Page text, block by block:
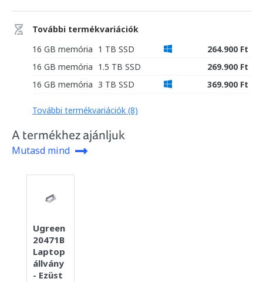
További termékvariációk
16 GB memória 1 TB SSD
264.900 Ft
16 GB memória 1.5 TB SSD
269.900 Ft
16 GB memória 3 TB SSD 369.900 Ft
További termékvariációk (8)
A termékhez ajánljuk
Mutasd mind
Ugreen
20471B
Laptop
állvány
- Ezüst